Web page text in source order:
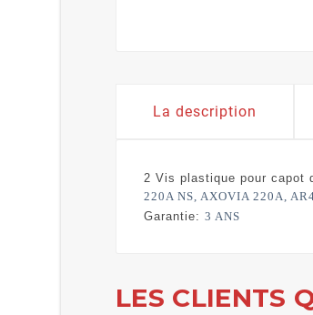
La description
2 Vis plastique pour
220A NS, AXOVIA 220A,
Garantie:3 ANS
LES CLIENTS